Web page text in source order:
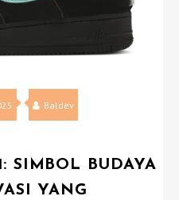
Baldev
SIMBOL BUDAYA
YANG